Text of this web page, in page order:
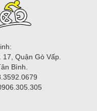
Quận Gò Vấp.
Bình.